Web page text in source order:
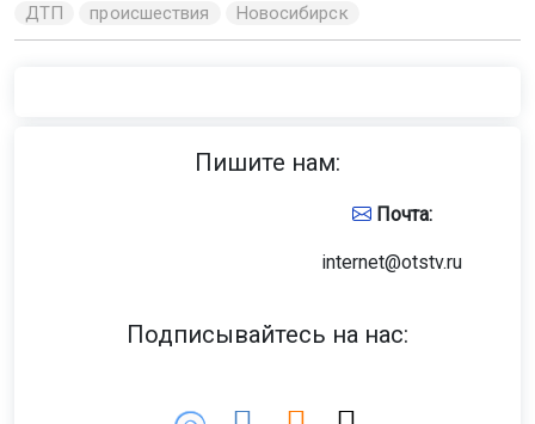
ДТП происшествия Новосибирск
Пишите нам:
Почта:
internet@otstv.ru
Подписывайтесь на нас: